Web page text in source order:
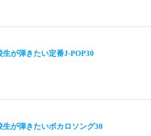
が弾きたい定番J-POP30
が弾きたいボカロソング30